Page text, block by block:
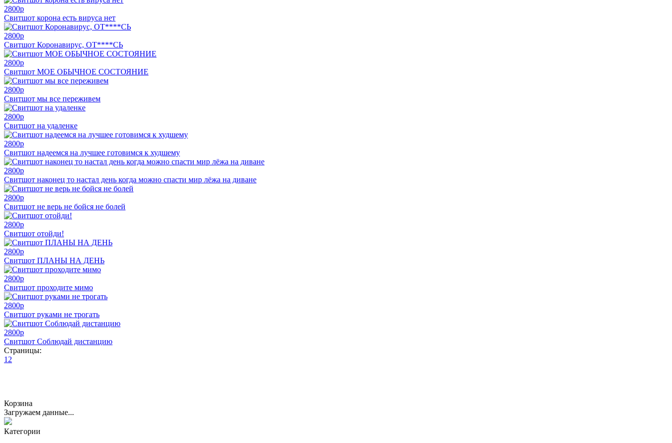
2800p
Свитшот корона есть вируса нет
2800p
Свитшот Коронавирус, ОТ****СЬ
2800p
Свитшот МОЕ ОБЫЧНОЕ СОСТОЯНИЕ
2800p
Свитшот мы все переживем
2800p
Свитшот на удаленке
2800p
Свитшот надеемся на лучшее готовимся к худшему
2800p
Свитшот наконец то настал день когда можно спасти мир лёжа на диване
2800p
Свитшот не верь не бойся не болей
2800p
Свитшот отойди!
2800p
Свитшот ПЛАНЫ НА ДЕНЬ
2800p
Свитшот проходите мимо
2800p
Свитшот руками не трогать
2800p
Свитшот Соблюдай дистанцию
Страницы:
1 2
Корзина
Загружаем данные...
Категории